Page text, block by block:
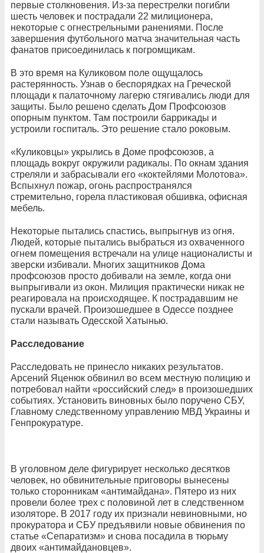
первые столкновения. Из-за перестрелки погибли
шесть человек и пострадали 22 милиционера,
некоторые с огнестрельными ранениями. После
завершения футбольного матча значительная часть
фанатов присоединилась к погромщикам.
В это время на Куликовом поле ощущалось
растерянность. Узнав о беспорядках на Греческой
площади к палаточному лагерю стягивались люди для
защиты. Было решено сделать Дом Профсоюзов
опорным пунктом. Там построили баррикады и
устроили госпиталь. Это решение стало роковым.
«Куликовцы» укрылись в Доме профсоюзов, а
площадь вокруг окружили радикалы. По окнам здания
стреляли и забрасывали его «коктейлями Молотова».
Вспыхнул пожар, огонь распространялся
стремительно, горела пластиковая обшивка, офисная
мебель.
Некоторые пытались спастись, выпрыгнув из огня.
Людей, которые пытались выбраться из охваченного
огнем помещения встречали на улице националисты и
зверски избивали. Многих защитников Дома
профсоюзов просто добивали на земле, когда они
выпрыгивали из окон. Милиция практически никак не
реагировала на происходящее. К пострадавшим не
пускали врачей. Произошедшее в Одессе позднее
стали называть Одесской Хатынью.
Расследование
Расследовать не принесло никаких результатов.
Арсений Яценюк обвинил во всем местную полицию и
потребовал найти «российский след» в произошедших
событиях. Установить виновных было поручено СБУ,
Главному следственному управлению МВД Украины и
Генпрокуратуре.
В уголовном деле фигурирует несколько десятков
человек, но обвинительные приговоры вынесены
только сторонникам «антимайдана». Пятеро из них
провели более трех с половиной лет в следственном
изоляторе. В 2017 году их признали невиновными, но
прокуратора и СБУ предъявили новые обвинения по
статье «Сепаратизм» и снова посадила в тюрьму
двоих «антимайдановцев».